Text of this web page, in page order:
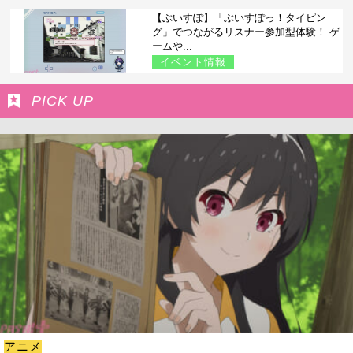
【ぶいすぽ】「ぶいすぽっ！タイピン
グ」でつながるリスナー参加型体験！ ゲ
ームや...
イベント情報
PICK UP
アニメ